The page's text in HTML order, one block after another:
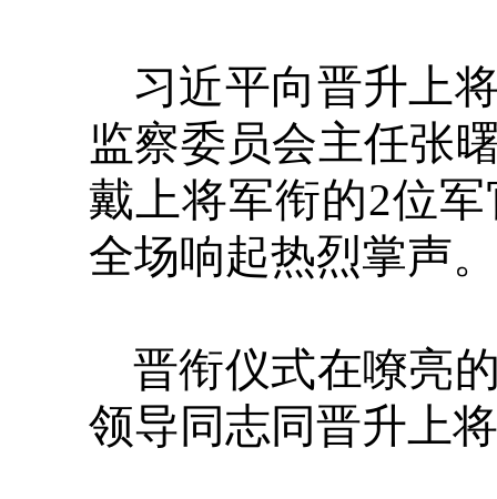
习近平向晋升上
监察委员会主任张
戴上将军衔的2位
全场响起热烈掌声。
晋衔仪式在嘹亮
领导同志同晋升上